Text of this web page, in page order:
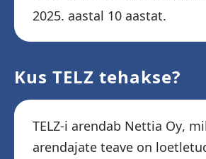
2025. aastal 10 aastat.
Kus TELZ tehakse?
TELZ-i arendab Nettia Oy,
arendajate teave on